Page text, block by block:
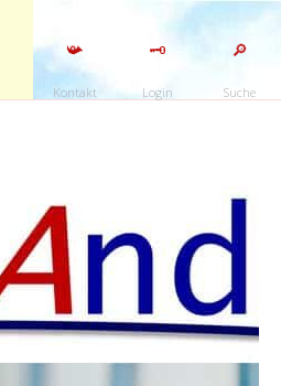
📯
Kontakt
🗝️
Login
🔎
Suche